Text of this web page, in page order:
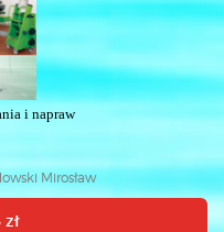
i napraw
Mirosław